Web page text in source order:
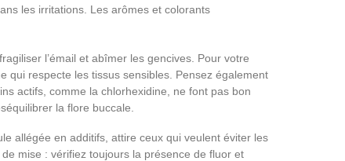
les irritations. Les arômes et colorants
l’émail et abîmer les gencives. Pour votre
qui respecte les tissus sensibles. Pensez également
actifs, comme la chlorhexidine, ne font pas bon
la flore buccale.
allégée en additifs, attire ceux qui veulent éviter les
mise : vérifiez toujours la présence de fluor et